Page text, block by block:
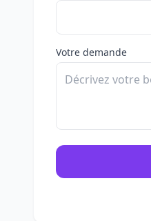
Votre demande